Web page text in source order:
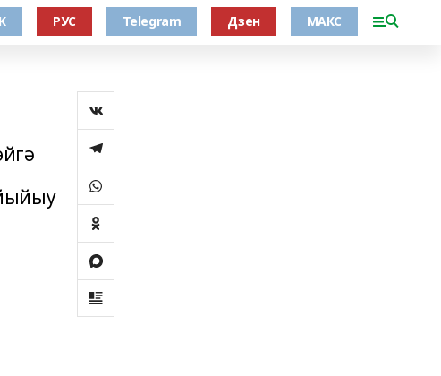
РУС Telegram Дзен МАКС